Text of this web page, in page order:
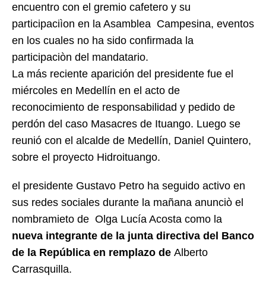
encuentro con el gremio cafetero y su
participaciìon en la Asamblea Campesina, eventos
en los cuales no ha sido confirmada la
participaciòn del mandatario.
La más reciente aparición del presidente fue el
miércoles en Medellín en el acto de
reconocimiento de responsabilidad y pedido de
perdón del caso Masacres de Ituango. Luego se
reunió con el alcalde de Medellín, Daniel Quintero,
sobre el proyecto Hidroituango.
el presidente Gustavo Petro ha seguido activo en
sus redes sociales durante la mañana anunciò el
nombramieto de Olga Lucía Acosta como la
nueva integrante de la junta directiva del Banco
de la República en remplazo de Alberto
Carrasquilla.